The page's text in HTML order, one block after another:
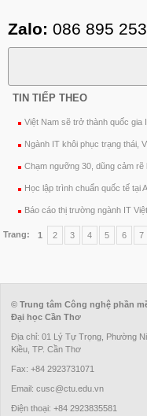
Zalo: 086 895
TIN TIẾP THEO
Việt Nam sẽ trở thành quốc gia
Ngành IT khôi phục trạng thái,
Chạm ngưỡng 30, dũng cảm rẽ
Học lập trình chuẩn quốc tế tại
Báo cáo thị trường ngành IT
Trang: 1 2 3 4 5 6 7
© Trung tâm Công nghệ phần
Đại học Cần Thơ
Địa chỉ: 01 Lý Tự Trọng, Phường
Kiều, TP. Cần Thơ
Fax: +84 2923731071
Email: cusc@ctu.edu.vn
Điện thoại: +84 2923835581